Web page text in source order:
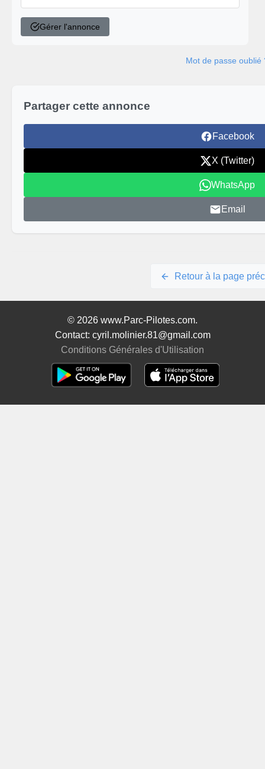
Gérer l'annonce
Mot de passe oublié
Partager cette annonce
Facebook
X (Twitter)
WhatsApp
Email
Retour à la page
© 2026 www.Parc-Pilotes.com.
Contact: cyril.molinier.81@gmail.com
Conditions Générales d'Utilisation